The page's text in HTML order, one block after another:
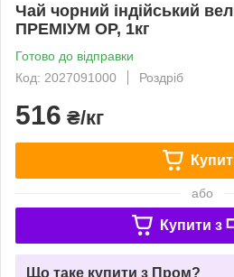
Чай чорний індійський
ПРЕМІУМ OP, 1кг
Готово до відправки
Код: 2027091000
Роздріб
516 ₴/кг
або
Купити з
Що таке купити з Пром?